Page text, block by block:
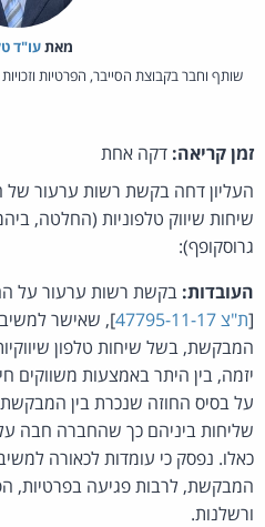
מאת‏עו"ד
שותף וחבר בקבוצת הסייבר, הפרטיות
זמן קריאה: דקה אחת
העליון דחה בקשת רשות ערעור של
שיחות שיווק טלפוניות (החלטה,
גרוסקופף):
העובדות: בקשת רשות ערעור על
[ת"צ 47795-11-17
], שאישר
המבקשת, בשל שיחות טלפון
יזמה, בין היתר באמצעות משווקים
על בסיס החוזה שנכרת בין המבקשת
שליחות ביניהם כך שהחברה חבה על
כאלו. נפסק כי עומדות לכאורה
המבקשת, לרבות פגיעה בפרטיות,
ורשלנות.